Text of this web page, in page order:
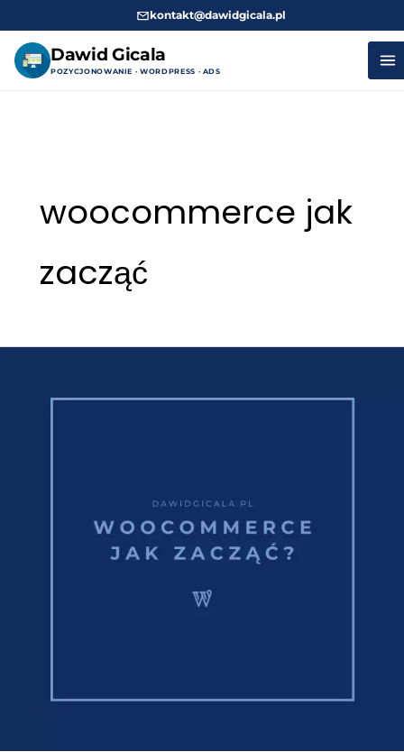
kontakt@dawidgicala.pl
Dawid Gicala
POZYCJONOWANIE · WORDPRESS · ADS
woocommerce jak
zacząć